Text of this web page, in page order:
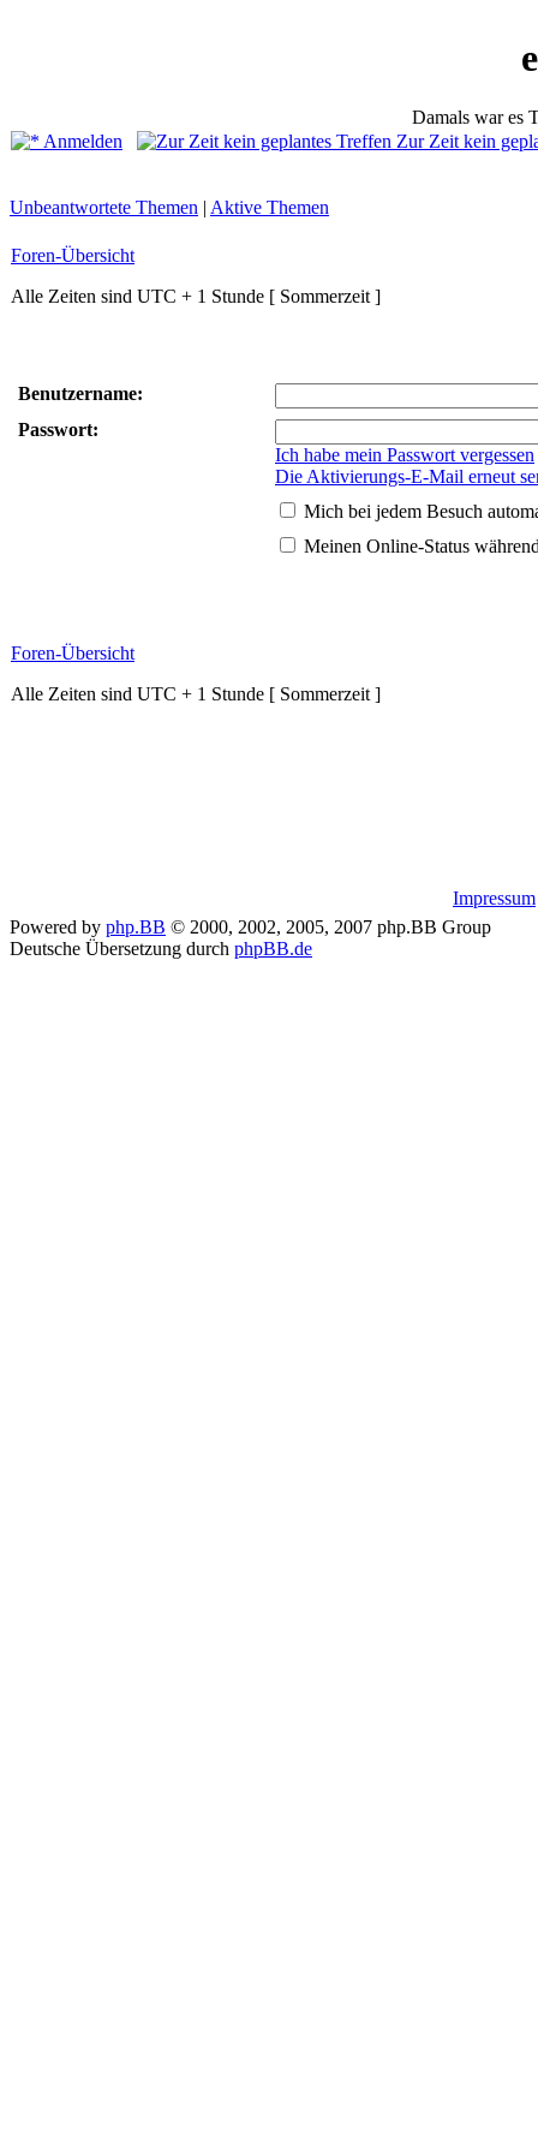
Damals war es
Anmelden
Zur Zeit kein
Unbeantwortete Themen | Aktive Themen
Foren-Übersicht
Alle Zeiten sind UTC + 1 Stunde [ Sommerzeit ]
Benutzername:
Passwort:
Ich habe mein Passwort vergessen
Die Aktivierungs-E-Mail erneut
Mich bei jedem Besuch
Meinen Online-Status
Foren-Übersicht
Alle Zeiten sind UTC + 1 Stunde [ Sommerzeit ]
Impressum
Powered by php.BB © 2000, 2002, 2005, 2007 php.BB Group
Deutsche Übersetzung durch phpBB.de